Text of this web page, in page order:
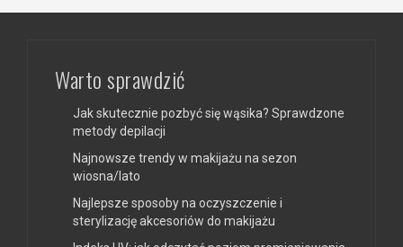
Warto sprawdzić
Jak skutecznie pozbyć się wąsika? Sprawdzone
metody depilacji
Najnowsze trendy w makijażu na sezon
wiosna/lato
Najlepsze sposoby na oczyszczenie i
sterylizację akcesoriów do makijażu